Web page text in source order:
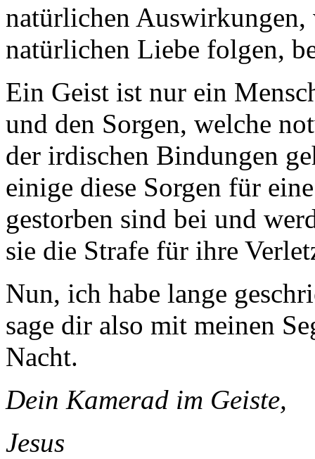
natürlichen Auswirkungen,
natürlichen Liebe folgen,
Ein Geist ist nur ein
und den Sorgen, welche
der irdischen Bindungen
einige diese Sorgen für
gestorben sind bei und
sie die Strafe für ihre
Nun, ich habe lange
sage dir also mit meinen
Nacht.
Dein Kamerad im Geiste,
Jesus